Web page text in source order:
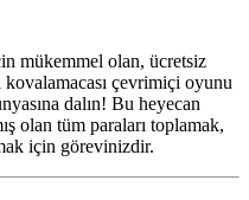
mükemmel olan, ücretsiz
çevrimiçi oyunu
dalın! Bu heyecan
olan tüm paraları toplamak,
için görevinizdir.